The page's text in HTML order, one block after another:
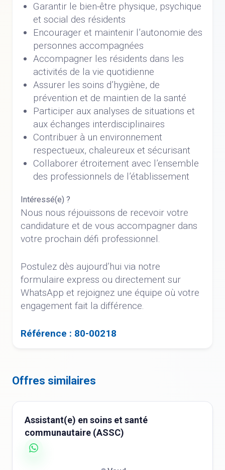
Garantir le bien-être physique, psychique
et social des résidents
Encourager et maintenir l’autonomie des
personnes accompagnées
Accompagner les résidents dans les
activités de la vie quotidienne
Assurer les soins d’hygiène, de
prévention et de maintien de la santé
Participer aux analyses de situations et
aux échanges interdisciplinaires
Contribuer à un environnement
respectueux, chaleureux et sécurisant
Collaborer étroitement avec l’ensemble
des professionnels de l’établissement
Intéressé(e) ?
Nous nous réjouissons de recevoir votre
candidature et de vous accompagner dans
votre prochain défi professionnel.
Postulez dès aujourd’hui via notre
formulaire express ou directement sur
WhatsApp et rejoignez une équipe où votre
engagement fait la différence.
Référence : 80-00218
Offres similaires
Assistant(e) en soins et santé
communautaire (ASSC)